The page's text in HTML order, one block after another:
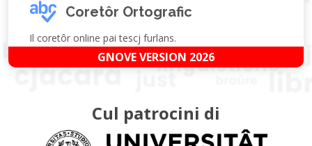
Coretôr Ortografic
Il coretôr online pai tescj furlans.
GNOVE VERSION 2026
Cul patrocini di